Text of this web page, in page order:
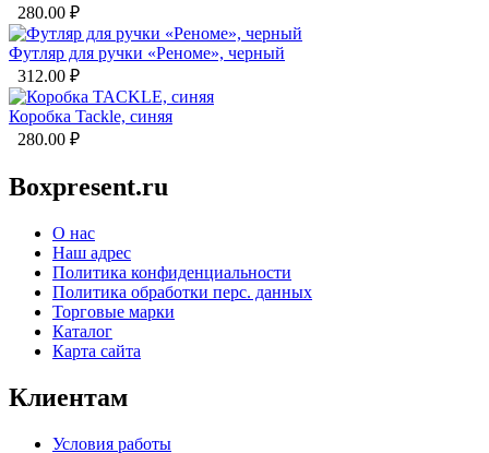
280.00 ₽
Футляр для ручки «Реноме», черный
312.00 ₽
Коробка Tackle, синяя
280.00 ₽
Boxpresent.ru
О нас
Наш адрес
Политика конфиденциальности
Политика обработки перс. данных
Торговые марки
Каталог
Карта сайта
Клиентам
Условия работы